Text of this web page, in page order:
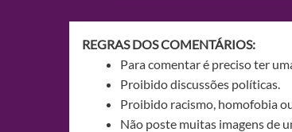
REGRAS DOS COMENTÁRIOS:
Para comentar é preciso ter
Proibido discussões políticas.
Proibido racismo, homofobia
Não poste muitas imagens de